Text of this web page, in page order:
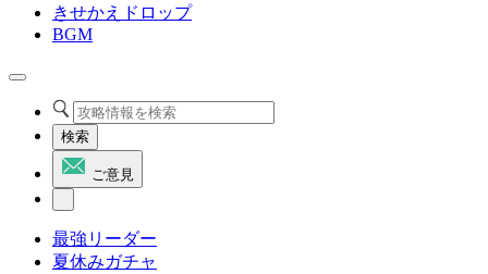
きせかえドロップ
BGM
検索
ご意見
最強リーダー
夏休みガチャ